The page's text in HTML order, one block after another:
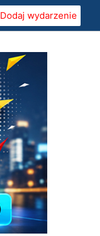
Dodaj wydarzenie